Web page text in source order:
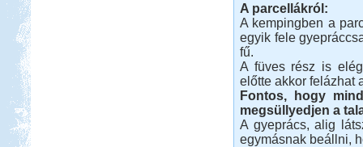
A parcellákról:
A kempingben a
egyik fele
fű.
A füves rész is
előtte akkor felázhat
Fontos, hogy
megsüllyedjen a
A gyeprács, alig
egymásnak beállni,